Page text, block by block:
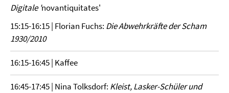
Digitale 'novantiquitates'
15:15-16:15 | Florian Fuchs: Die Abwehrkräfte der Scham
1930/2010
16:15-16:45 | Kaffee
16:45-17:45 | Nina Tolksdorf: Kleist, Lasker-Schüler und